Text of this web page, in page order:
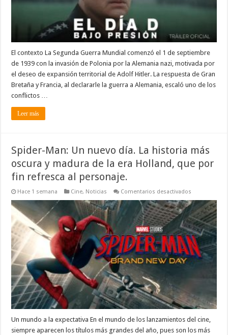
de
la
historia
El contexto La Segunda Guerra Mundial comenzó el 1 de septiembre
de 1939 con la invasión de Polonia por la Alemania nazi, motivada por
el deseo de expansión territorial de Adolf Hitler. La respuesta de Gran
Bretaña y Francia, al declararle la guerra a Alemania, escaló uno de los
conflictos …
Leer más
Spider-Man: Un nuevo día. La historia más
oscura y madura de la era Holland, que por
fin refresca al personaje.
Hace 1 semana Cine, Noticias Comentarios desactivados
Man:
Un
nuevo
día.
La
historia
más
oscura
y
madura
que
por
fin
refresca
al
personaje.
Un mundo a la expectativa En el mundo de los lanzamientos del cine,
siempre aparecen los títulos más grandes del año, pues son los más